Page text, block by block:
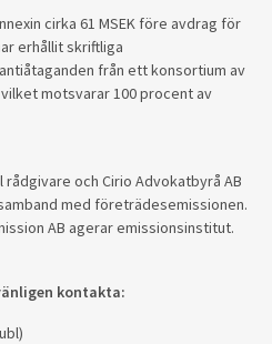
cirka 61 MSEK före avdrag för
erhållit skriftliga
från ett konsortium av
motsvarar 100 procent av
och Cirio Advokatbyrå AB
med företrädesemissionen.
AB agerar emissionsinstitut.
kontakta: